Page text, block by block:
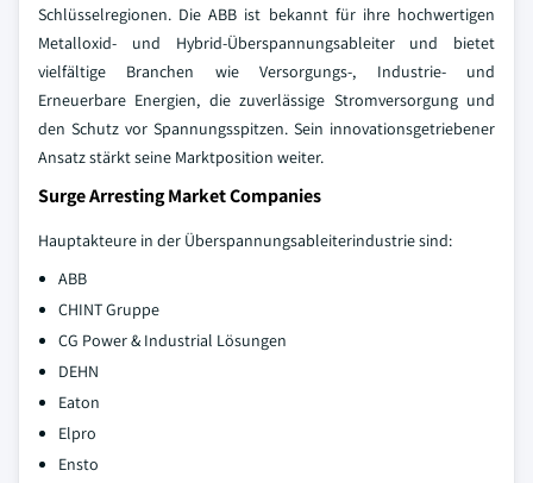
Schlüsselregionen. Die ABB ist bekannt für ihre hochwertigen
Metalloxid- und Hybrid-Überspannungsableiter und bietet
vielfältige Branchen wie Versorgungs-, Industrie- und
Erneuerbare Energien, die zuverlässige Stromversorgung und
den Schutz vor Spannungsspitzen. Sein innovationsgetriebener
Ansatz stärkt seine Marktposition weiter.
Surge Arresting Market Companies
Hauptakteure in der Überspannungsableiterindustrie sind:
ABB
CHINT Gruppe
CG Power & Industrial Lösungen
DEHN
Eaton
Elpro
Ensto